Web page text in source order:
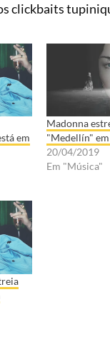
clickbaits
em
Madonna
"Medellín"
20/04/2019
Em "Música"